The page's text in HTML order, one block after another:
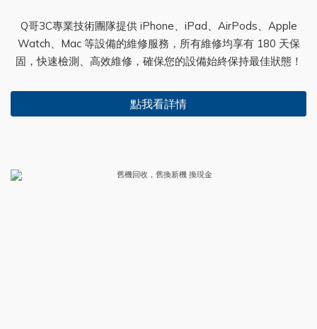
Q哥3C專業技術團隊提供 iPhone、iPad、AirPods、Apple
Watch、Mac 等設備的維修服務，所有維修均享有 180 天保
固，快速檢測、高效維修，確保您的設備始終保持最佳狀態！
點我看詳情